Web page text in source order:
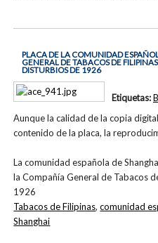
PLACA DE LA COMUNIDAD
GENERAL DE TABACOS DE
DISTURBIOS DE 1926
Aunque la calidad de la copia
contenido de la placa, la
La comunidad española de
la Compañía General de Tabacos
1926
Etiquetas:
Tabacos de Filipinas,comunidad
Shanghai